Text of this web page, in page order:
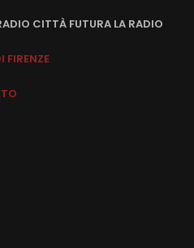
CITTÀ FUTURA LA RADIO
FIRENZE